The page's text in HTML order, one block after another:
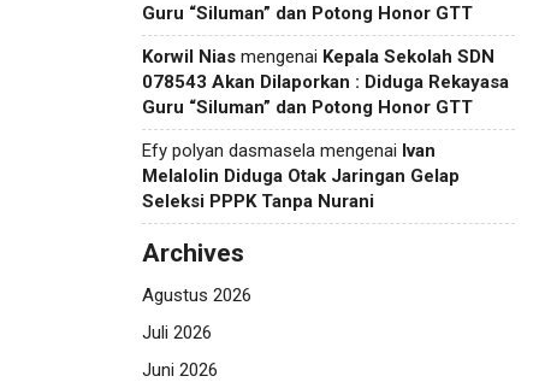
Guru “Siluman” dan Potong Honor GTT
Korwil Nias mengenai Kepala Sekolah SDN
078543 Akan Dilaporkan : Diduga Rekayasa
Guru “Siluman” dan Potong Honor GTT
Efy polyan dasmasela mengenai Ivan
Melalolin Diduga Otak Jaringan Gelap
Seleksi PPPK Tanpa Nurani
Archives
Agustus 2026
Juli 2026
Juni 2026